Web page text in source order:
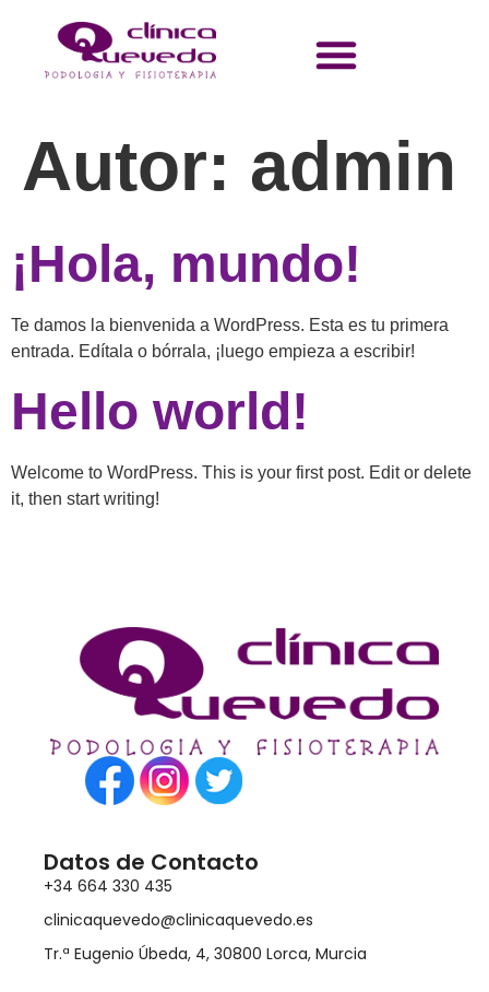
Autor: admin
¡Hola, mundo!
Te damos la bienvenida a WordPress. Esta es tu primera
entrada. Edítala o bórrala, ¡luego empieza a escribir!
Hello world!
Welcome to WordPress. This is your first post. Edit or delete
it, then start writing!
Datos de Contacto
+34 664 330 435
clinicaquevedo@clinicaquevedo.es
Tr.ª Eugenio Úbeda, 4, 30800 Lorca, Murcia